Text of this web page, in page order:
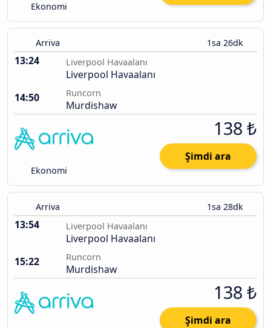
Ekonomi
Arriva 1sa 26dk
13:24 Liverpool Havaalanı
Liverpool Havaalanı
14:50
Runcorn
Murdishaw
Ekonomi
138 ₺
Şimdi ara
Arriva 1sa 28dk
13:54 Liverpool Havaalanı
Liverpool Havaalanı
15:22
Runcorn
Murdishaw
138 ₺
Şimdi ara